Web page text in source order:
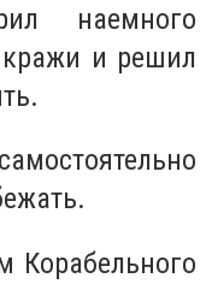
наемного
и решил
Корабельного